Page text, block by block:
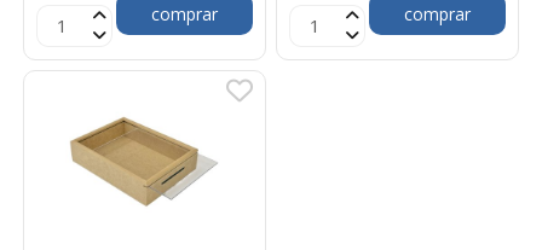
comprar
comprar